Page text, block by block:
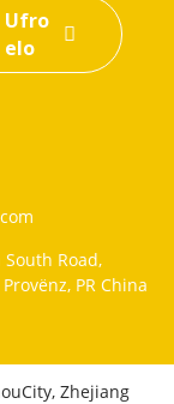
Ufro
elo
Road,
PR China
Zhejiang